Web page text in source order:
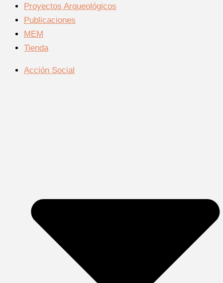
Proyectos Arqueológicos
Publicaciones
MEM
Tienda
Acción Social